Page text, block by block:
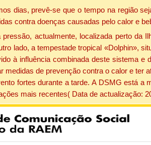
dias, prevê-se que o tempo na região
contra doenças causadas pelo calor e
actualmente, localizada perto da
lado, a tempestade tropical «Dolphin»,
à influência combinada deste sistema e
de prevenção contra o calor e
fortes durante a tarde. A DSMG está
mais recentes( Data de actualização: